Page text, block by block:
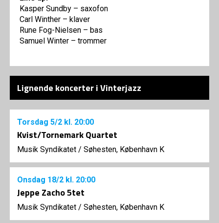
Kasper Sundby – saxofon
Carl Winther – klaver
Rune Fog-Nielsen – bas
Samuel Winter – trommer
Lignende koncerter i Vinterjazz
Torsdag 5/2 kl. 20:00
Kvist/Tornemark Quartet
Musik Syndikatet / Søhesten, København K
Onsdag 18/2 kl. 20:00
Jeppe Zacho 5tet
Musik Syndikatet / Søhesten, København K